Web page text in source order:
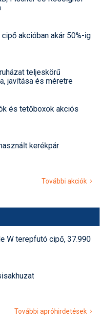
akcióban akár 50%-ig
teljeskörű
javítása és méretre
és tetőboxok akciós
kerékpár
További akciók
W terepfutó cipő, 37.990
További apróhirdetések